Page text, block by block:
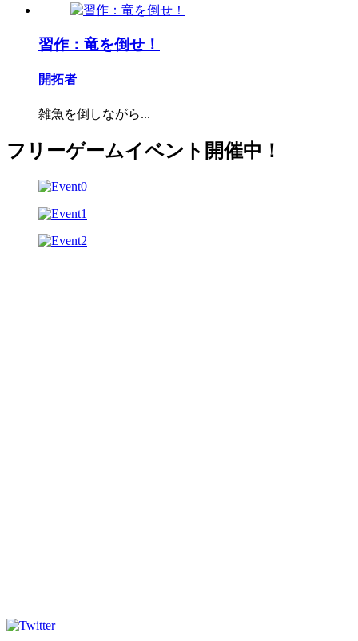
習作：竜を倒せ！
開拓者
雑魚を倒しながら...
フリーゲームイベント開催中！